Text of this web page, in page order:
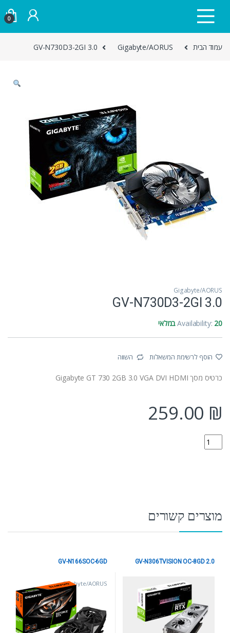
0
עמוד הבית Gigabyte/AORUS
GV-N730D3-2GI 3.0
Gigabyte/AORUS
GV-N730D3-2GI 3.0
Availability: 20 במלאי
הוסף לרשימת המשאלות השווה
כרטיס מסך Gigabyte GT 730 2GB 3.0 VGA DVI HDMI
259.00 ₪
GV-N730D3-2GI 3.0 quantity
מוצרים קשורים
Gigabyte/AORUS
GV-N306TVISION OC-8GD 2.0
Gigabyte/AORUS
GV-N166SOC-6GD